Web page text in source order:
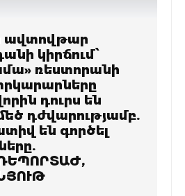
ավտովթար
կիրճում՝
ռեստորանի
դուրս են
դժվարությամբ.
են գործել